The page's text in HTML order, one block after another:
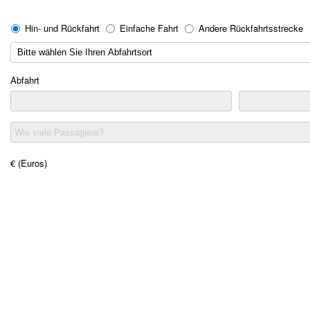
Hin- und Rückfahrt Einfache Fahrt Andere Rückfahrtsstrecke
Abfahrt
Wie viele Passagiere?
€ (Euros)